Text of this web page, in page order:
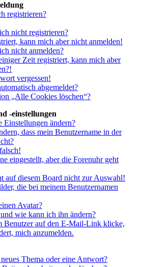
registrieren?
nicht registrieren?
kann mich aber nicht anmelden!
nicht anmelden?
Zeit registriert, kann mich aber
vergessen!
abgemeldet?
„Alle Cookies löschen“?
-einstellungen
Einstellungen ändern?
dass mein Benutzername in der
eingestellt, aber die Forenuhr geht
auf diesem Board nicht zur Auswahl!
die bei meinem Benutzernamen
Avatar?
wie kann ich ihn ändern?
Benutzer auf den E-Mail-Link klicke,
mich anzumelden.
Thema oder eine Antwort?